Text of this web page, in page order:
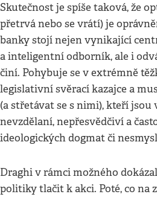
Skutečnost je spíše taková, že
přetrvá nebo se vrátí) je
banky stojí nejen vynikající
a inteligentní odborník, ale i
činí. Pohybuje se v extrémně
legislativní svěrací kazajce a
(a střetávat se s nimi), kteří jsou
nevzdělaní, nepřesvědčiví a
ideologických dogmat či
Draghi v rámci možného
politiky tlačit k akci. Poté, co na